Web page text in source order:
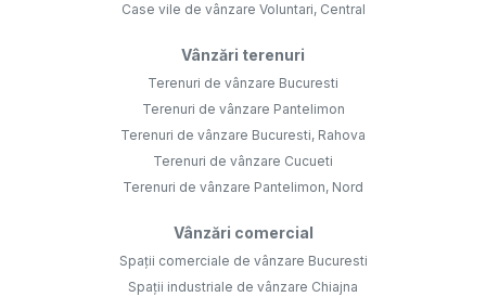
Case vile de vânzare Voluntari, Central
Vânzări terenuri
Terenuri de vânzare Bucuresti
Terenuri de vânzare Pantelimon
Terenuri de vânzare Bucuresti, Rahova
Terenuri de vânzare Cucueti
Terenuri de vânzare Pantelimon, Nord
Vânzări comercial
Spații comerciale de vânzare Bucuresti
Spații industriale de vânzare Chiajna